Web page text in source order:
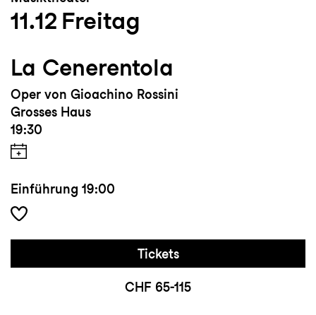
11.12 Freitag
La Cenerentola
Oper von Gioachino Rossini
Grosses Haus
19:30
Einführung 19:00
Tickets
CHF 65-115